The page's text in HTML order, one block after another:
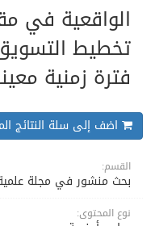
الواقعية في
تخطيط
فترة زمنية
اضف إلى سلة النتائج
القسم:
بحث منشور في مجلة
نوع المحتوى: